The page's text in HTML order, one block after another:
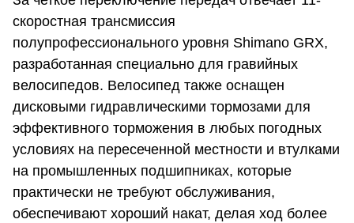
скоростная трансмиссия
полупрофессионального уровня Shimano GRX,
разработанная специально для гравийных
велосипедов. Велосипед также оснащен
дисковыми гидравлическими тормозами для
эффективного торможения в любых погодных
условиях на пересеченной местности и втулками
на промышленных подшипниках, которые
практически не требуют обслуживания,
обеспечивают хороший накат, делая ход более